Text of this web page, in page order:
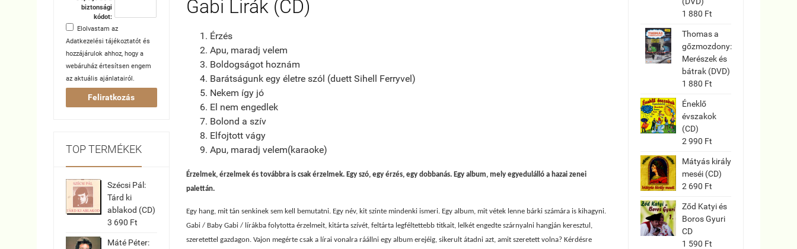
biztonsági
kódot:
Elolvastam az
Adatkezelési tájékoztatót és
hozzájárulok ahhoz, hogy a
webáruház értesítsen engem
az aktuális ajánlatairól.
Feliratkozás
TOP TERMÉKEK
Szécsi Pál:
Tárd ki
ablakod (CD)
3 690 Ft
Máté Péter:
Gabi Lirák (CD)
Érzés
Apu, maradj velem
Boldogságot hoznám
Barátságunk egy életre szól (duett Sihell Ferryvel)
Nekem így jó
El nem engedlek
Bolond a szív
Elfojtott vágy
Apu, maradj velem(karaoke)
Érzelmek, érzelmek és továbbra is csak érzelmek. Egy szó, egy érzés, egy dobbanás. Egy album, mely egyedulálló a hazai zenei
palettán.
Egy hang, mit tán senkinek sem kell bemutatni. Egy név, kit szinte mindenki ismeri. Egy album, mit vétek lenne bárki számára is kihagyni.
Gabi / Baby Gabi / lírákba folytotta érzelmeit, kitárta szívét, feltárta legféltettebb titkait, lelkét engedte szárnyalni hangján keresztul,
szeretettel gazdagon. Vajon megérte csak a lírai vonalra ráállni egy album erejéig, sikerult átadni azt, amit szeretett volna? Kérdésre
1 880 Ft
Thomas a
gőzmozdony:
Merészek és
bátrak (DVD)
1 880 Ft
Éneklő
évszakok
(CD)
2 990 Ft
Mátyás király
meséi (CD)
2 690 Ft
Ződ Katyi és
Boros Gyuri
CD
1 590 Ft